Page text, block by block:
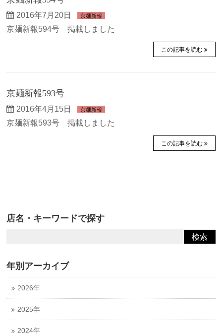
2016年7月20日 京麺新報
京麺新報594号 掲載しました
この記事を読む
京麺新報593号
2016年4月15日 京麺新報
京麺新報593号 掲載しました
この記事を読む
店名・キーワードで探す
年別アーカイブ
2026年
2025年
2024年